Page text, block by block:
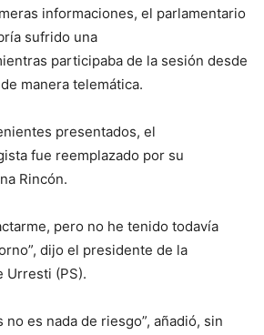
informaciones, el parlamentario
sufrido una
participaba de la sesión desde
manera telemática.
presentados, el
fue reemplazado por su
Rincón.
pero no he tenido todavía
dijo el presidente de la
Urresti (PS).
no es nada de riesgo”, añadió, sin